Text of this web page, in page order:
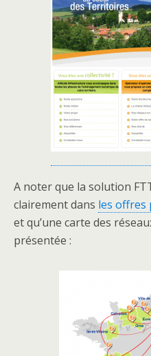
A noter que la solution
clairement dans les offres
et qu’une carte des
présentée :